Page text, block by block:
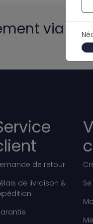
via
de retour
de livraison &